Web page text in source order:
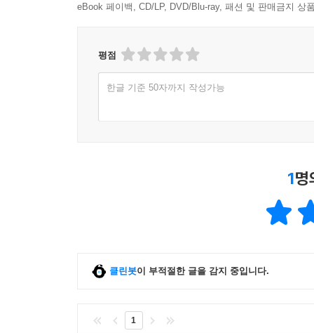
eBook 페이백, CD/LP, DVD/Blu-ray, 패션 및 판매금지 상
평점
한글 기준 50자까지 작성가능
1명
클린봇이 부적절한 글을 감지 중입니다.
1